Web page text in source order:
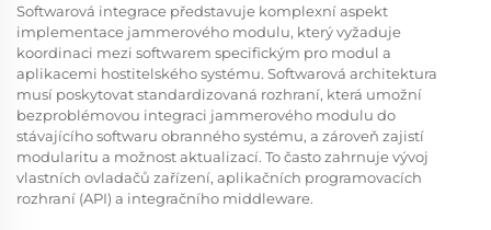
Softwarová integrace představuje komplexní aspekt
implementace jammerového modulu, který vyžaduje
koordinaci mezi softwarem specifickým pro modul a
aplikacemi hostitelského systému. Softwarová architektura
musí poskytovat standardizovaná rozhraní, která umožní
bezproblémovou integraci jammerového modulu do
stávajícího softwaru obranného systému, a zároveň zajistí
modularitu a možnost aktualizací. To často zahrnuje vývoj
vlastních ovladačů zařízení, aplikačních programovacích
rozhraní (API) a integračního middleware.